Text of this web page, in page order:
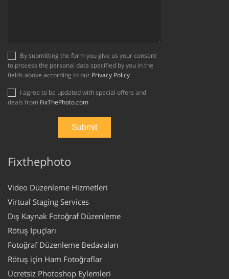
to process the personal data specified by you in the
fields above according to our Privacy Policy
deals from FixThePhoto.com
Fixthephoto
Video Düzenleme Hizmetleri
Virtual Staging Services
Dış Kaynak Fotoğraf Düzenleme
Rötuş İpuçları
Fotoğraf Düzenleme Bedavaları
Rötuş için Ham Fotoğraflar
Ücretsiz Photoshop Eylemleri